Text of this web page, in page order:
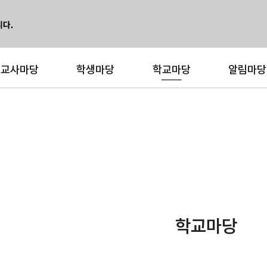
교사마당 학생마당 학교마당 알림마당
학교마당